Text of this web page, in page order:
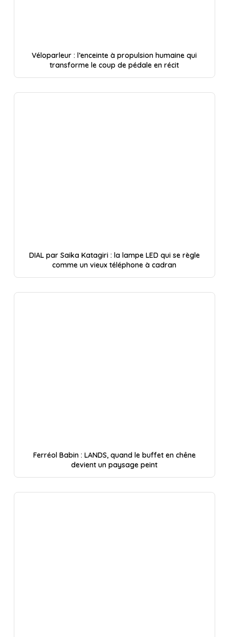
Véloparleur : l’enceinte à propulsion humaine qui
transforme le coup de pédale en récit
DIAL par Saika Katagiri : la lampe LED qui se règle
comme un vieux téléphone à cadran
Ferréol Babin : LANDS, quand le buffet en chêne
devient un paysage peint